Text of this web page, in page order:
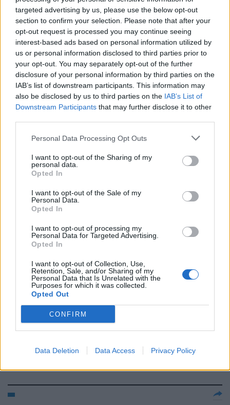
targeted advertising by us, please use the below opt-out
section to confirm your selection. Please note that after your
opt-out request is processed you may continue seeing
interest-based ads based on personal information utilized by
us or personal information disclosed to third parties prior to
your opt-out. You may separately opt-out of the further
disclosure of your personal information by third parties on the
IAB’s list of downstream participants. This information may
also be disclosed by us to third parties on the IAB’s List of
Downstream Participants that may further disclose it to other
Personal Data Processing Opt Outs
I want to opt-out of the Sharing of my
personal data.
Opted In
I want to opt-out of the Sale of my
Personal Data.
Opted In
I want to opt-out of processing my
Personal Data for Targeted Advertising.
Opted In
I want to opt-out of Collection, Use,
Retention, Sale, and/or Sharing of my
Personal Data that Is Unrelated with the
Purposes for which it was collected.
Opted Out
CONFIRM
Data Deletion Data Access Privacy Policy
Grillo difende la casta dei
tassisti. E i "grillini" lo insultano
22/01/2012
vendiamo i nostri palazzi»
22/01/2012
non vuole vedere i risparmi»
08/01/2012
fiscali
08/01/2012
Avvenire difende le esenzioni Ici
Chiesa»